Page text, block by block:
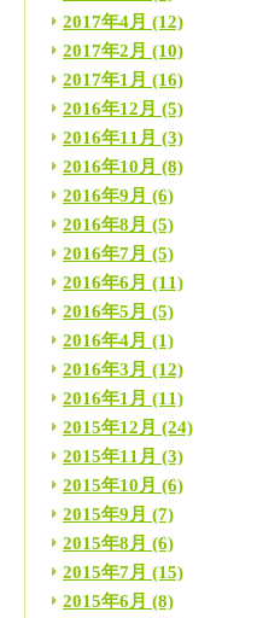
2017年4月 (12)
2017年2月 (10)
2017年1月 (16)
2016年12月 (5)
2016年11月 (3)
2016年10月 (8)
2016年9月 (6)
2016年8月 (5)
2016年7月 (5)
2016年6月 (11)
2016年5月 (5)
2016年4月 (1)
2016年3月 (12)
2016年1月 (11)
2015年12月 (24)
2015年11月 (3)
2015年10月 (6)
2015年9月 (7)
2015年8月 (6)
2015年7月 (15)
2015年6月 (8)